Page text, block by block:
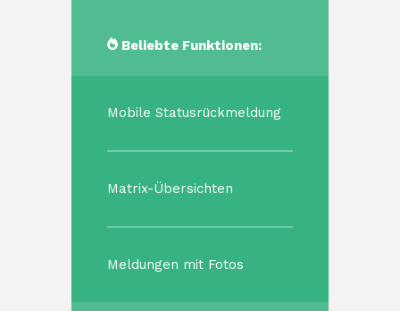
Beliebte Funktionen:
Mobile Statusrückmeldung
Matrix-Übersichten
Meldungen mit Fotos